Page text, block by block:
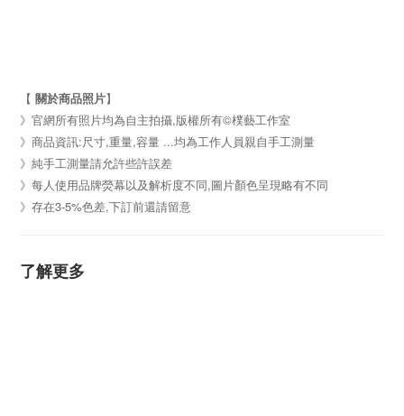
【 關於商品照片】
》官網所有照片均為自主拍攝,版權所有©樸藝工作室
》商品資訊:尺寸,重量,容量 ...均為工作人員親自手工測量
》純手工測量請允許些許誤差
》每人使用品牌熒幕以及解析度不同,圖片顏色呈現略有不同
》存在3-5%色差,下訂前還請留意
了解更多